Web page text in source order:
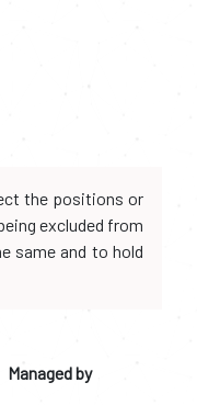
the positions or
excluded from
same and to hold
Managed by